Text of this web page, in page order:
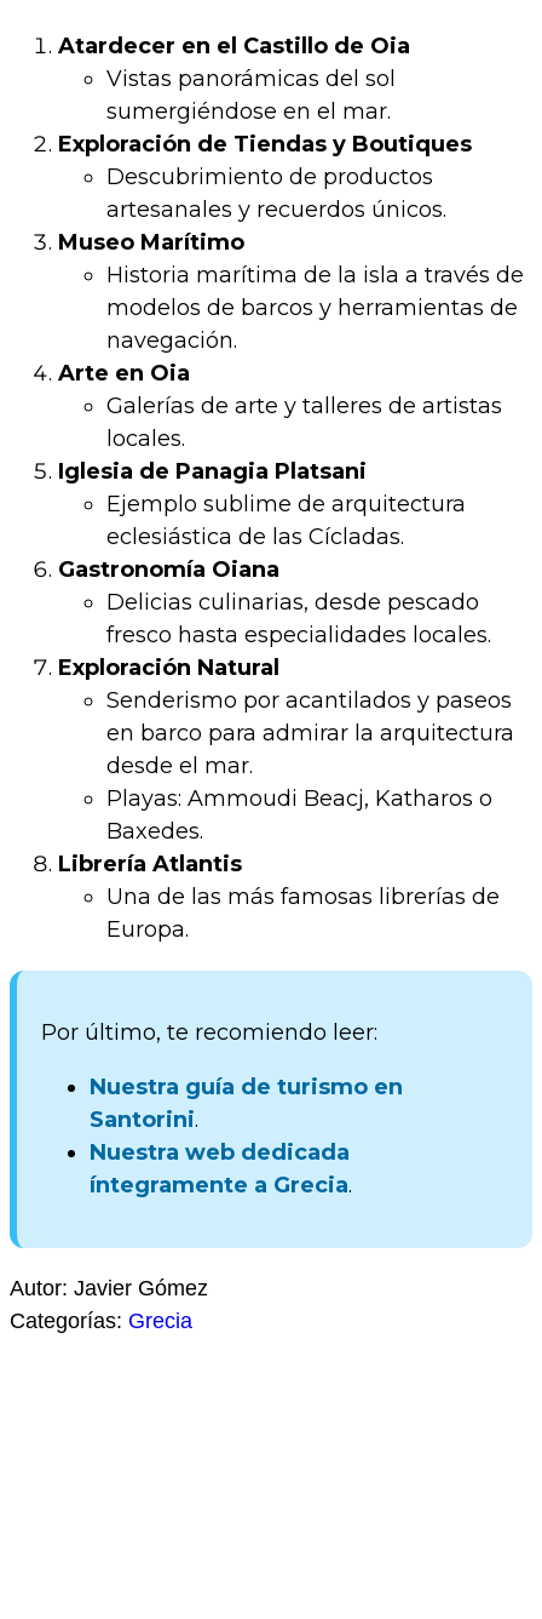
Atardecer en el Castillo de Oia
Vistas panorámicas del sol
sumergiéndose en el mar.
Exploración de Tiendas y Boutiques
Descubrimiento de productos
artesanales y recuerdos únicos.
Museo Marítimo
Historia marítima de la isla a través de
modelos de barcos y herramientas de
navegación.
Arte en Oia
Galerías de arte y talleres de artistas
locales.
Iglesia de Panagia Platsani
Ejemplo sublime de arquitectura
eclesiástica de las Cícladas.
Gastronomía Oiana
Delicias culinarias, desde pescado
fresco hasta especialidades locales.
Exploración Natural
Senderismo por acantilados y paseos
en barco para admirar la arquitectura
desde el mar.
Playas: Ammoudi Beacj, Katharos o
Baxedes.
Librería Atlantis
Una de las más famosas librerías de
Europa.
Por último, te recomiendo leer:
Nuestra guía de turismo en
Santorini.
Nuestra web dedicada
íntegramente a Grecia.
Autor: Javier Gómez
Categorías: Grecia